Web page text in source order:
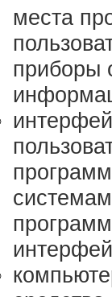
места
приборы